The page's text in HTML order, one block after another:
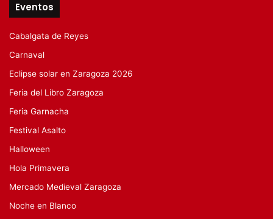
Eventos
Cabalgata de Reyes
Carnaval
Eclipse solar en Zaragoza 2026
Feria del Libro Zaragoza
Feria Garnacha
Festival Asalto
Halloween
Hola Primavera
Mercado Medieval Zaragoza
Noche en Blanco